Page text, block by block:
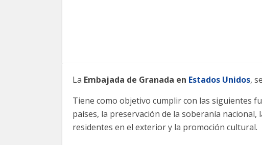
La Embajada de Granada en Estados Unidos,
Tiene como objetivo cumplir con las siguientes
países, la preservación de la soberanía
residentes en el exterior y la promoción cultural.